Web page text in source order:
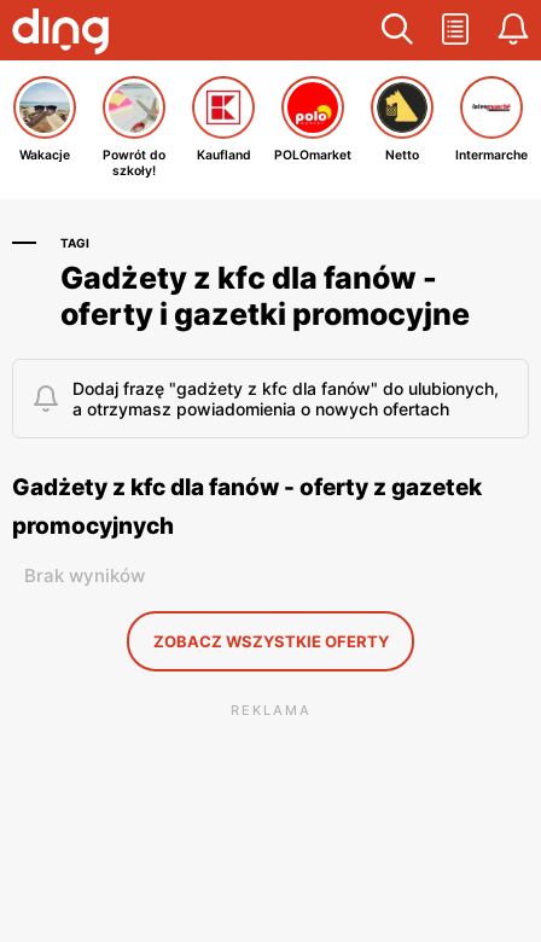
Wakacje
Powrót do
szkoły!
Kaufland POLOmarket Netto Intermarche
TAGI
Gadżety z kfc dla fanów -
oferty i gazetki promocyjne
Dodaj frazę "gadżety z kfc dla fanów" do ulubionych,
a otrzymasz powiadomienia o nowych ofertach
Gadżety z kfc dla fanów - oferty z gazetek
promocyjnych
Brak wyników
ZOBACZ WSZYSTKIE OFERTY
REKLAMA